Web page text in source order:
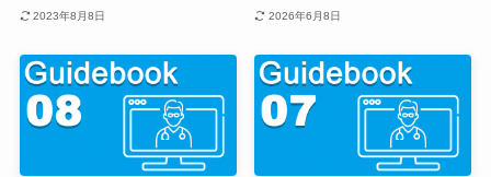
2023年8月8日 2026年6月8日